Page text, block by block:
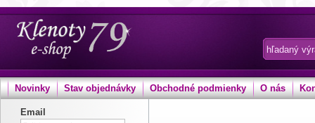
Novinky Stav objednávky Obchodné podmienky O nás
Email